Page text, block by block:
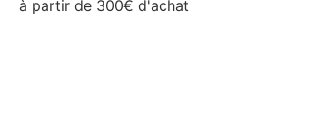
à partir de 300€ d'achat